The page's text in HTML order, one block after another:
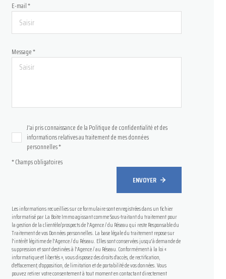
E-mail *
Message *
J'ai pris connaissance de la Politique de confidentialité et des
informations relatives au traitement de mes données
personnelles *
* Champs obligatoires
ENVOYER
Les informations recueillies sur ce formulaire sont enregistrées dans un fichier
informatisé par La Boite Immo agissant comme Sous-traitant du traitement pour
la gestion de la clientèle/prospects de l'Agence / du Réseau qui reste Responsable du
Traitement de vos Données personnelles. La base légale du traitement repose sur
l'intérêt légitime de l'Agence / du Réseau. Elles sont conservées jusqu'à demande de
suppression et sont destinées à l'Agence / au Réseau. Conformément à la loi «
informatique et libertés », vous disposez des droits d’accès, de rectification,
d’effacement, d’opposition, de limitation et de portabilité de vos données. Vous
pouvez retirer votre consentement à tout moment en contactant directement